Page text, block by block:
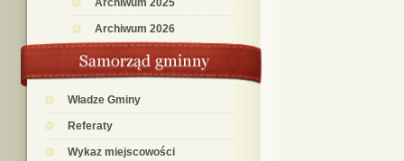
Archiwum 2025
Archiwum 2026
Władze Gminy
Referaty
Wykaz miejscowości